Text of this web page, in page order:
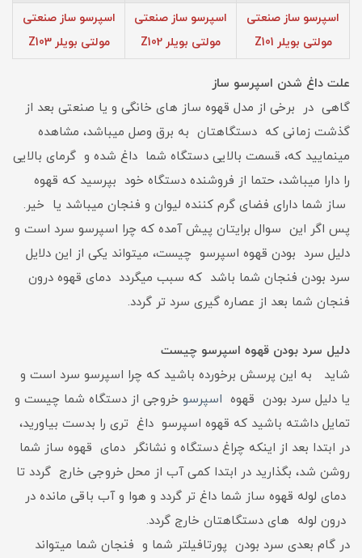
اسپرسو ساز صنعتی
مولتی بویلر Z101
اسپرسو ساز صنعتی
مولتی بویلر Z102
اسپرسو ساز صنعتی
مولتی بویلر Z103
علت داغ شدن اسپرسو ساز
گاهی در برخی از مدل قهوه ساز های خانگی و یا صنعتی بعد از
گذشت زمانی که دستگاهتان به برق وصل میباشد، مشاهده
مینمایید که، قسمت بالایی دستگاه شما داغ شده و گرمای بالایی
را دارا میباشد، حتما از فروشنده دستگاه خود بپرسید که قهوه
ساز شما دارای فضای گرم کننده لیوان و فنجان میباشد یا خیر.
پس اگر این سوال برایتان پیش آمده که چرا اسپرسو سرد است و
دلیل سرد بودن قهوه اسپرسو چیست، میتواند یکی از این دلایل
سرد بودن فنجان شما باشد که سبب میگردد دمای قهوه درون
فنجان شما بعد از عصاره گیری سرد تر گردد.
دلیل سرد بودن قهوه اسپرسو چیست
شاید به این پرسش برخورده باشید که چرا اسپرسو سرد است و
یا دلیل سرد بودن قهوه اسپرسو خروجی از دستگاه شما چیست و
تمایل داشته باشید که قهوه اسپرسو داغ تری را بدست بیاورید،
در ابتدا بعد از اینکه چراغ دستگاه و نشانگر دمای قهوه ساز شما
روشن شد، بگذارید در ابتدا کمی آب از محل خروجی خارج گردد تا
دمای لوله قهوه ساز شما داغ تر گردد و هوا و آب باقی مانده در
درون لوله های دستگاهتان خارج گردد.
در گام بعدی سرد بودن پورتافیلتر شما و فنجان شما میتواند